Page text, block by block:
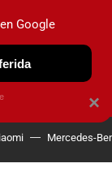
Mercedes-
×
Google